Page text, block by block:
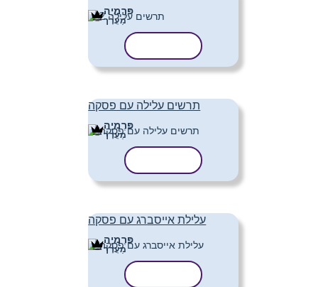
פּרֶמיָה
מַעֲרָך
תרשים עלילה עם פסקה
פּרֶמיָה
מַעֲרָך
עלילת אייסברג עם פסקה
פּרֶמיָה
מַעֲרָך